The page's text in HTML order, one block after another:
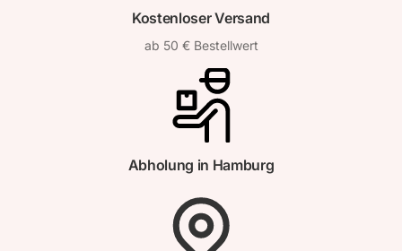
Kostenloser Versand
ab 50 € Bestellwert
Abholung in Hamburg